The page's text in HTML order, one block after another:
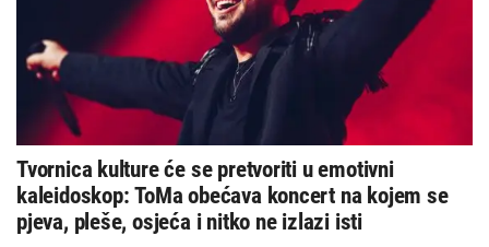
Tvornica kulture će se pretvoriti u emotivni
kaleidoskop: ToMa obećava koncert na kojem se
pjeva, pleše, osjeća i nitko ne izlazi isti